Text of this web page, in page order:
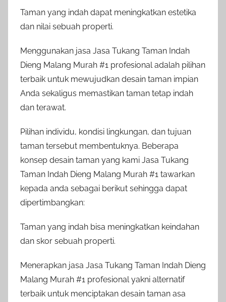
Taman yang indah dapat meningkatkan estetika
dan nilai sebuah properti.
Menggunakan jasa Jasa Tukang Taman Indah
Dieng Malang Murah #1 profesional adalah pilihan
terbaik untuk mewujudkan desain taman impian
Anda sekaligus memastikan taman tetap indah
dan terawat.
Pilihan individu, kondisi lingkungan, dan tujuan
taman tersebut membentuknya. Beberapa
konsep desain taman yang kami Jasa Tukang
Taman Indah Dieng Malang Murah #1 tawarkan
kepada anda sebagai berikut sehingga dapat
dipertimbangkan:
Taman yang indah bisa meningkatkan keindahan
dan skor sebuah properti.
Menerapkan jasa Jasa Tukang Taman Indah Dieng
Malang Murah #1 profesional yakni alternatif
terbaik untuk menciptakan desain taman asa